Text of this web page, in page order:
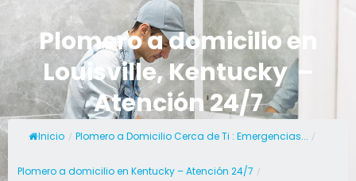
Plomero a domicilio en
Louisville, Kentucky –
Atención 24/7
Inicio / Plomero a Domicilio Cerca de Ti : Emergencias... /
Plomero a domicilio en Kentucky – Atención 24/7 /